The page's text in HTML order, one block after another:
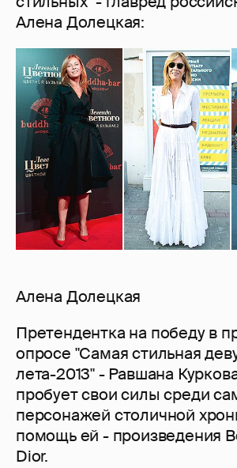
Алена Долецкая:
Алена Долецкая
Претендентка на победу в
опросе "Самая стильная
лета-2013" - Равшана
пробует свои силы среди
персонажей столичной
помощь ей - произведения
Dior.